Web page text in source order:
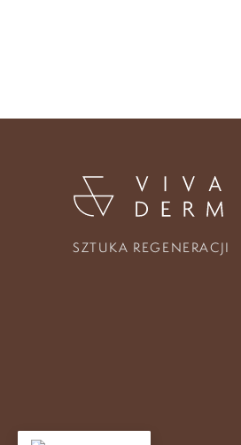
SZTUKA REGENERACJI